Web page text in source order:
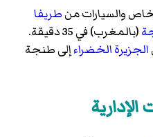
والسيارات منطريفا
(بالمغرب) في 35 دقيقة.
الجزيرة الخضراءإلى طنجة